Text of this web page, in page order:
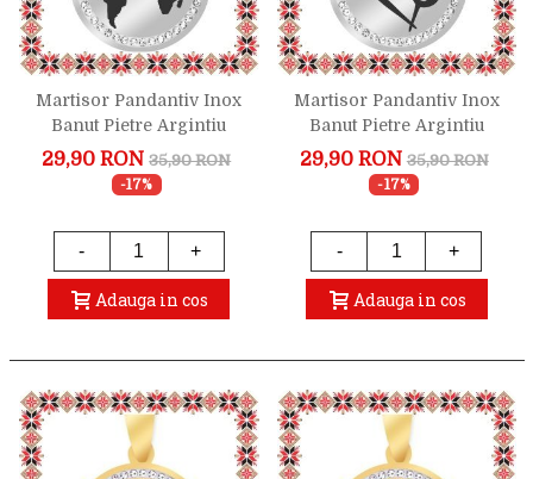
Martisor Pandantiv Inox
Banut Pietre Argintiu
Globul Pamantesc
29,90 RON 35,90 RON
-17%
- +
Adauga in cos
Martisor Pandantiv Inox
Banut Pietre Argintiu
Paleta Pictura
29,90 RON 35,90 RON
-17%
- +
Adauga in cos